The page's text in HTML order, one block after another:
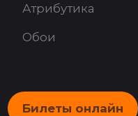
Атрибутика
Обои
Билеты онлайн